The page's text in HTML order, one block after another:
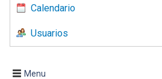
Calendario
Usuarios
Menu